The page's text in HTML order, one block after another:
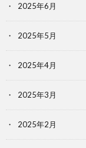
2025年6月
2025年5月
2025年4月
2025年3月
2025年2月